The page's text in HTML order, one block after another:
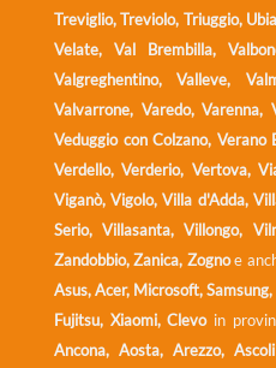
Treviglio, Treviolo, Triuggio,
Velate, Val Brembilla,
Valgreghentino, Valleve,
Valvarrone, Varedo, Varenna,
Veduggio con Colzano, Verano
Verdello, Verderio, Vertova,
Viganò, Vigolo, Villa d'Adda,
Serio, Villasanta, Villongo,
Zandobbio, Zanica, Zognoe
Asus, Acer, Microsoft,
Fujitsu, Xiaomi, Clevoin
Ancona, Aosta, Arezzo,